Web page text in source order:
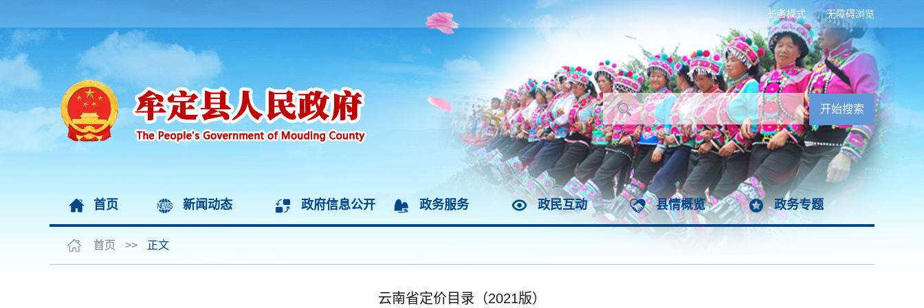
无障碍浏览
长者模式
首页 新闻动态 政府信息公开 政务服务 政民互动 县情概览 政务专题
首页 >> 正文
云南省定价目录（2021版）